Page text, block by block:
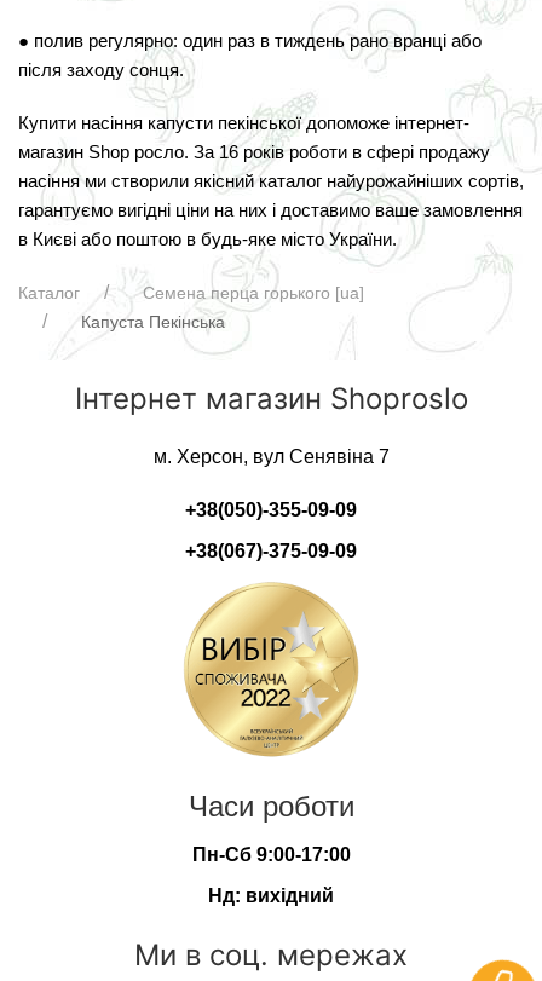
● полив регулярно: один раз в тиждень рано вранці або
після заходу сонця.
Купити насіння капусти пекінської допоможе інтернет-
магазин Shop росло. За 16 років роботи в сфері продажу
насіння ми створили якісний каталог найурожайніших сортів,
гарантуємо вигідні ціни на них і доставимо ваше замовлення
в Києві або поштою в будь-яке місто України.
Каталог
Семена перца горького [ua]
Капуста Пекінська
Інтернет магазин Shoproslo
м. Херсон, вул Сенявіна 7
+38(050)-355-09-09
+38(067)-375-09-09
Часи роботи
Пн-Сб 9:00-17:00
Нд: вихідний
Ми в соц. мережах